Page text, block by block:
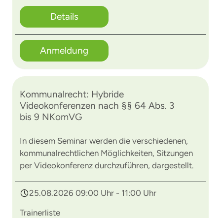
Details
Anmeldung
Kommunalrecht: Hybride
Videokonferenzen nach §§ 64 Abs. 3
bis 9 NKomVG
In diesem Seminar werden die verschiedenen,
kommunalrechtlichen Möglichkeiten, Sitzungen
per Videokonferenz durchzuführen, dargestellt.
25.08.2026 09:00 Uhr - 11:00 Uhr
Trainerliste